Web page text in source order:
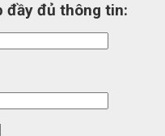
đầy đủ thông tin: